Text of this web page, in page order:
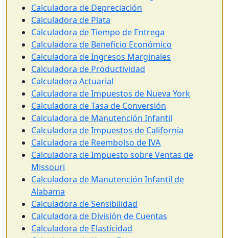
Calculadora de Depreciación
Calculadora de Plata
Calculadora de Tiempo de Entrega
Calculadora de Beneficio Económico
Calculadora de Ingresos Marginales
Calculadora de Productividad
Calculadora Actuarial
Calculadora de Impuestos de Nueva York
Calculadora de Tasa de Conversión
Calculadora de Manutención Infantil
Calculadora de Impuestos de California
Calculadora de Reembolso de IVA
Calculadora de Impuesto sobre Ventas de
Missouri
Calculadora de Manutención Infantil de
Alabama
Calculadora de Sensibilidad
Calculadora de División de Cuentas
Calculadora de Elasticidad